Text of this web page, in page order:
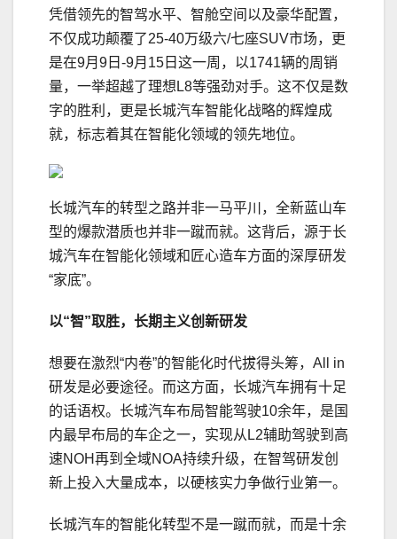
凭借领先的智驾水平、智舱空间以及豪华配置，
不仅成功颠覆了25-40万级六/七座SUV市场，更
是在9月9日-9月15日这一周，以1741辆的周销
量，一举超越了理想L8等强劲对手。这不仅是数
字的胜利，更是长城汽车智能化战略的辉煌成
就，标志着其在智能化领域的领先地位。
长城汽车的转型之路并非一马平川，全新蓝山车
型的爆款潜质也并非一蹴而就。这背后，源于长
城汽车在智能化领域和匠心造车方面的深厚研发
“家底”。
以“智”取胜， 长期主义创新研发
想要在激烈“内卷”的智能化时代拔得头筹，All in
研发是必要途径。而这方面，长城汽车拥有十足
的话语权。长城汽车布局智能驾驶10余年，是国
内最早布局的车企之一，实现从L2辅助驾驶到高
速NOH再到全域NOA持续升级，在智驾研发创
新上投入大量成本，以硬核实力争做行业第一。
长城汽车的智能化转型不是一蹴而就，而是十余